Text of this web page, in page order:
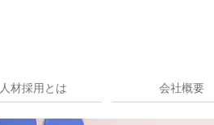
人材採用とは 会社概要